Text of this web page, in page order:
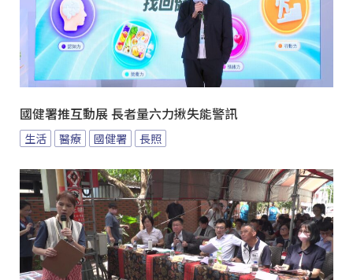
國健署推互動展 長者量六力揪失能警訊
生活 醫療 國健署 長照